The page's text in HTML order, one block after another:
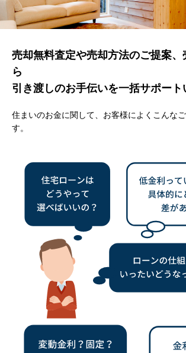
売却無料査定や売却方法のご提案、
ら
引き渡しのお手伝いを一括サポート
住まいのお金に関して、お客様によくこんな
す。